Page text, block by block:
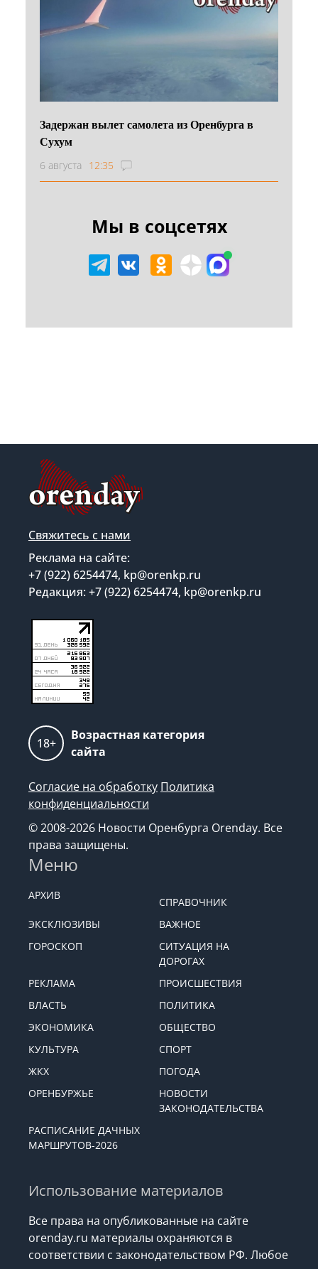
Задержан вылет самолета из Оренбурга в
Сухум
6 августа 12:35
Мы в соцсетях
Свяжитесь с нами
Реклама на сайте:
+7 (922) 6254474, kp@orenkp.ru
Редакция: +7 (922) 6254474, kp@orenkp.ru
18+
Возрастная категория
сайта
Согласие на обработку Политика
конфиденциальности
© 2008-2026 Новости Оренбурга Orenday. Все
права защищены.
Меню
АРХИВ
СПРАВОЧНИК
ЭКСКЛЮЗИВЫ
ВАЖНОЕ
ГОРОСКОП
СИТУАЦИЯ НА
ДОРОГАХ
РЕКЛАМА
ПРОИСШЕСТВИЯ
ВЛАСТЬ
ПОЛИТИКА
ЭКОНОМИКА
ОБЩЕСТВО
КУЛЬТУРА
СПОРТ
ЖКХ
ПОГОДА
ОРЕНБУРЖЬЕ
НОВОСТИ
ЗАКОНОДАТЕЛЬСТВА
РАСПИСАНИЕ ДАЧНЫХ
МАРШРУТОВ-2026
Использование материалов
Все права на опубликованные на сайте
orenday.ru материалы охраняются в
соответствии с законодательством РФ. Любое